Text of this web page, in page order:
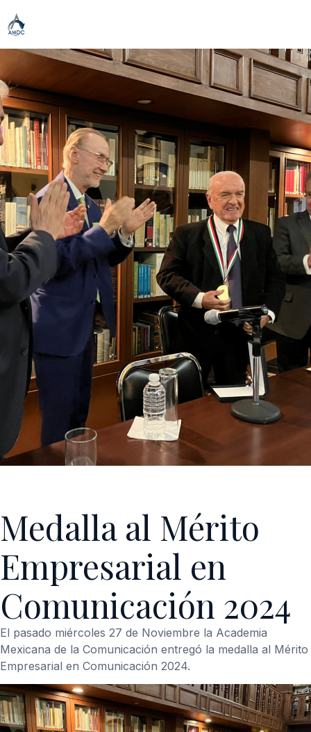
Medalla al Mérito
Empresarial en
Comunicación 2024
El pasado miércoles 27 de Noviembre la Academia
Mexicana de la Comunicación entregó la medalla al Mérito
Empresarial en Comunicación 2024.